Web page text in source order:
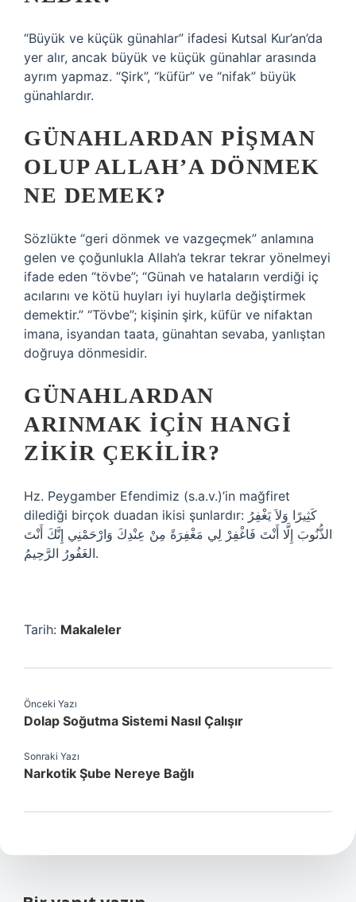
“Büyük ve küçük günahlar” ifadesi Kutsal Kur’an’da
yer alır, ancak büyük ve küçük günahlar arasında
ayrım yapmaz. “Şirk”, “küfür” ve “nifak” büyük
günahlardır.
GÜNAHLARDAN PIŞMAN
OLUP ALLAH’A DÖNMEK
NE DEMEK?
Sözlükte “geri dönmek ve vazgeçmek” anlamına
gelen ve çoğunlukla Allah’a tekrar tekrar yönelmeyi
ifade eden “tövbe”; “Günah ve hataların verdiği iç
acılarını ve kötü huyları iyi huylarla değiştirmek
demektir.” “Tövbe”; kişinin şirk, küfür ve nifaktan
imana, isyandan taata, günahtan sevaba, yanlıştan
doğruya dönmesidir.
GÜNAHLARDAN
ARINMAK IÇIN HANGI
ZIKIR ÇEKILIR?
Hz. Peygamber Efendimiz (s.a.v.)’in mağfiret
dilediği birçok duadan ikisi şunlardır: كَثِيرًا وَلاَ يَغْفِرُ
الذُّنُوبَ إِلَّا أَنْتَ فَاغْفِرْ لِي مَغْفِرَةً مِنْ عِنْدِكَ وَارْحَمْنِي إِنَّكَ أَنْتَ
الغَفُورُ الرَّحِيمُ.
Tarih: Makaleler
Önceki Yazı
Dolap Soğutma Sistemi Nasıl Çalışır
Sonraki Yazı
Narkotik Şube Nereye Bağlı